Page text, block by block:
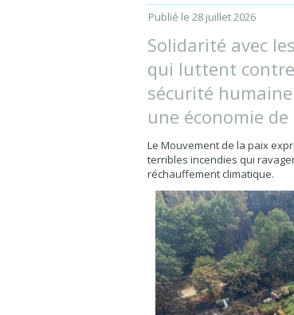
Publié le 28 juillet 2026
Solidarité avec
qui luttent
sécurité
une économie
Le Mouvement de la paix
terribles incendies qui
réchauffement climatique.